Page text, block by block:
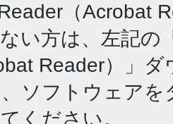
（Acrobat
い方は、左記の
Reader）」
ソフトウェア
ください。